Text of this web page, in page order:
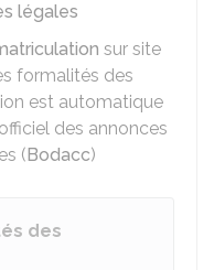
légales
sur site
formalités des
est automatique
des annonces
(Bodacc)
des